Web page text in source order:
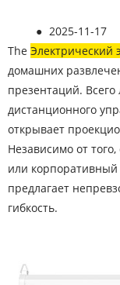
● 2025-11-17
The Электрический
домашних
презентаций.
дистанционного
открывает
Независимо от
или корпоративный
предлагает
гибкость.